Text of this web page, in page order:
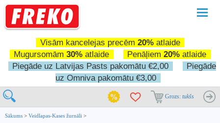
Visām kancelejas precēm 20%atlaide
Mugursomām 30% atlaide Penāļiem 20% atlaide
Piegāde uz Latvijas Pasts pakomātu €2,00
Piegāde
uz Omniva pakomātu €3,00
Grozs: tukšs
Sākums > Veidlapas-Kases žurnāli >